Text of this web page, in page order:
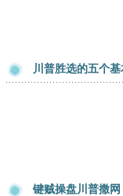
川普胜选的五个
键贼操盘川普撒